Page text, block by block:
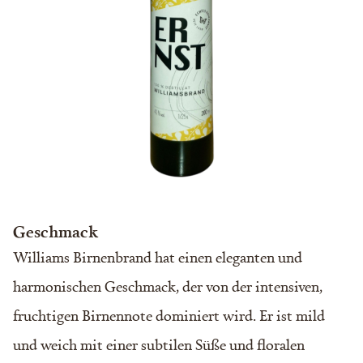
Geschmack
Williams Birnenbrand hat einen eleganten und
harmonischen Geschmack, der von der intensiven,
fruchtigen Birnennote dominiert wird. Er ist mild
und weich mit einer subtilen Süße und floralen